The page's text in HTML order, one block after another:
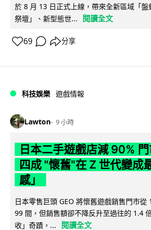
於 8 月 13 日正式上線，帶來全新區域「
祭壇」、新型態世...
閱讀全文
69 分享
科技娛樂 遊戲情報
Lawton 9 小時
日本二手遊戲店減 90%
四成 "懷舊"在 Z 世代變成
感」
日本零售巨頭 GEO 將懷舊遊戲銷售門市從
99 間，但銷售額卻不降反升至過往的 1.4
收」奇蹟，...
閱讀全文